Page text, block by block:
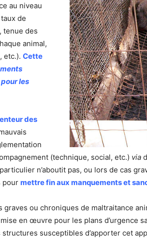
au niveau
de
tenue des
animal,
etc.). Cette
les
des
(technique, social, etc.) via
n’aboutit pas, ou lors de cas
pour mettre fin aux manquements et
graves ou chroniques de maltraitance
en œuvre pour les plans d’urgence
susceptibles d’apporter cet